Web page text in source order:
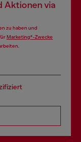
Aktionen via
zu haben und
Marketing*-Zwecke